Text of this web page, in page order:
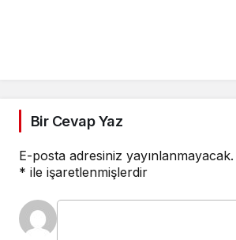
Bir Cevap Yaz
E-posta adresiniz yayınlanmayacak.
* ile işaretlenmişlerdir